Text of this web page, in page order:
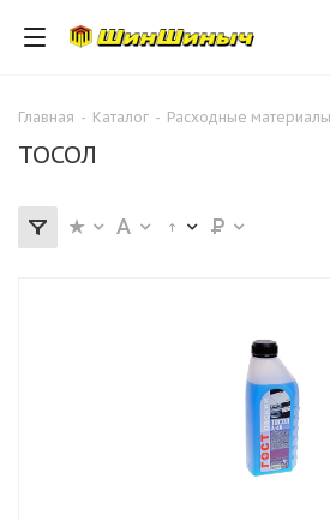
Главная - Каталог - Расходные материалы
ТОСОЛ